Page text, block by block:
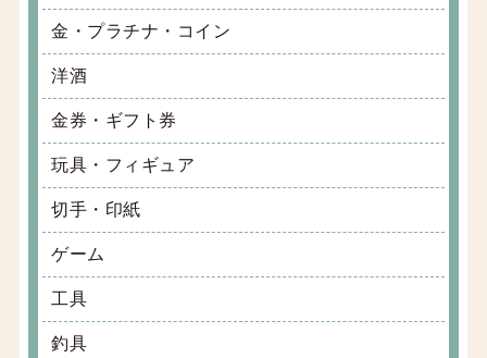
金・プラチナ・コイン
洋酒
金券・ギフト券
玩具・フィギュア
切手・印紙
ゲーム
工具
釣具